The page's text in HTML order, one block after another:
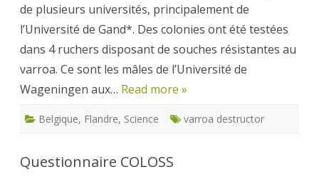
de plusieurs universités, principalement de
l’Université de Gand*. Des colonies ont été testées
dans 4 ruchers disposant de souches résistantes au
varroa. Ce sont les mâles de l’Université de
Wageningen aux… Read more »
Belgique, Flandre, Science varroa destructor
Questionnaire COLOSS